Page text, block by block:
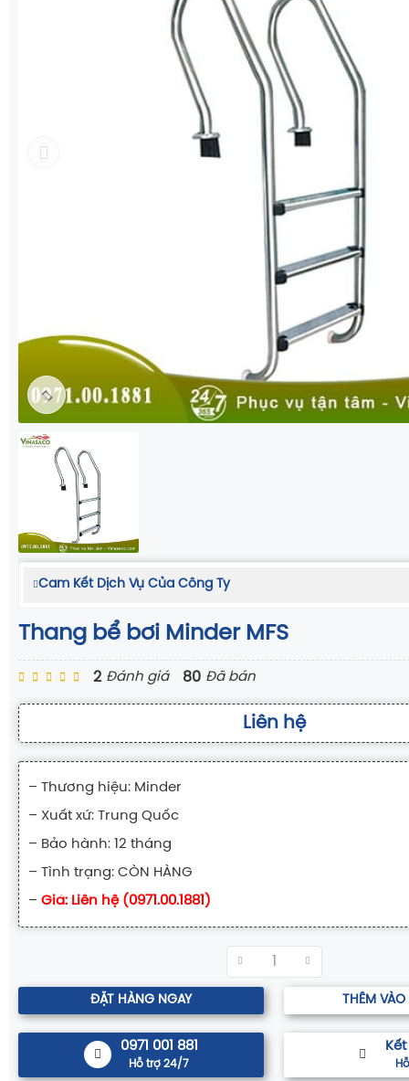
Cam Kết Dịch Vụ Của Công Ty
Thang bể bơi Minder MFS
2 Đánh giá 80 Đã bán
Liên hệ
– Thương hiệu: Minder
– Xuất xứ: Trung Quốc
– Bảo hành: 12 tháng
– Tình trạng: CÒN HÀNG
– Giá: Liên hệ (0971.00.1881)
ĐẶT HÀNG NGAY THÊM
0971 001 881
Hỗ trợ 24/7